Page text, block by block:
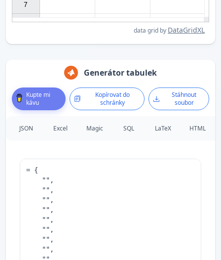
data grid by DataGridXL
7
Generátor tabulek
Kupte mi
kávu
Kopírovat do
schránky
Stáhnout
soubor
JSON Excel Magic SQL LaTeX HTML